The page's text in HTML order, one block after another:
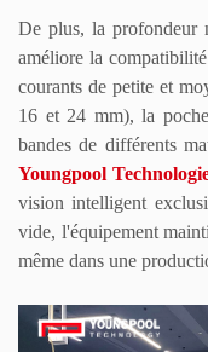
De plus, la profondeur
améliore la
courants de petite et
16 et 24 mm), la
bandes de différents
Youngpool
vision intelligent
vide, l'équipement
même dans une